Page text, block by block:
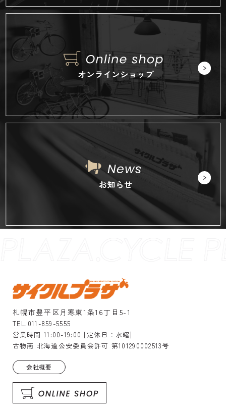
札幌市豊平区月寒東1条16丁目5-1
TEL.011-859-5555
営業時間 11:00-19:00 [定休日：水曜]
古物商 北海道公安委員会許可 第101290002513号
会社概要